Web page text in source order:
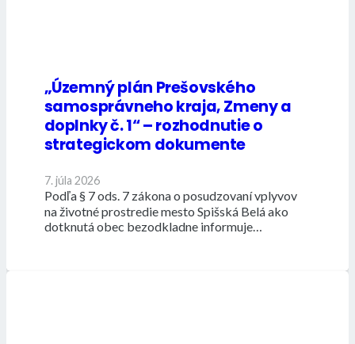
„Územný plán Prešovského
samosprávneho kraja, Zmeny a
doplnky č. 1“ – rozhodnutie o
strategickom dokumente
7. júla 2026
Podľa § 7 ods. 7 zákona o posudzovaní vplyvov
na životné prostredie mesto Spišská Belá ako
dotknutá obec bezodkladne informuje…